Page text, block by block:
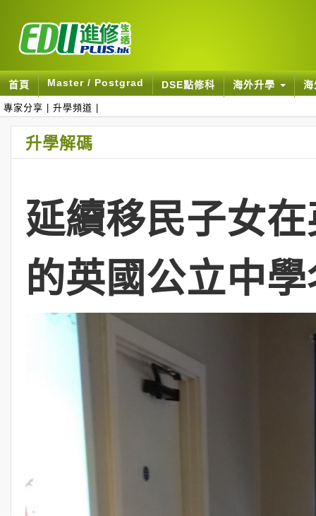
首頁 Master / Postgrad DSE點修科 海外升學
專家分享 升學頻道
升學解碼
延續移民子女
的英國公立中